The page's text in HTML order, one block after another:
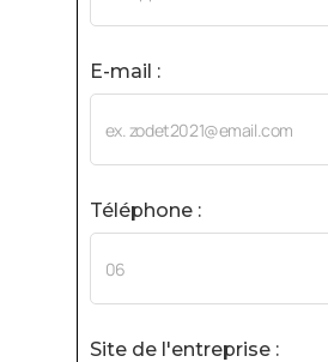
E-mail :
Téléphone :
Site de l'entreprise :